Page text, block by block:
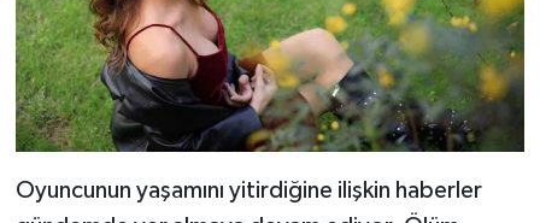
Oyuncunun yaşamını yitirdiğine ilişkin haberler